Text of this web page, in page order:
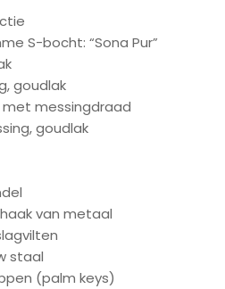
S-bocht: “Sona Pur”
goudlak
met messingdraad
goudlak
van metaal
staal
(palm keys)